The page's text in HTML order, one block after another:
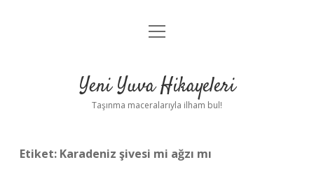
Anasayfa
Yasal Uyarı
menüyü
Yeni Yuva Hikayeleri
Taşınma maceralarıyla ilham bul!
Etiket: Karadeniz şivesi mi ağzı mı